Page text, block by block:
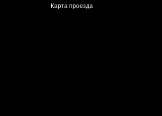
Карта проезда